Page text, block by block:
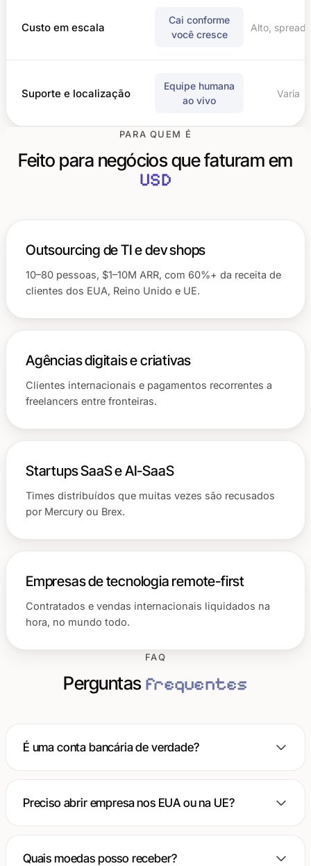
Custo em escala
Cai conforme
você cresce
Alto, spread
Suporte e localização
Equipe humana
ao vivo
Varia
PARA QUEM É
Feito para negócios que faturam em
USD
Outsourcing de TI e dev shops
10–80 pessoas, $1–10M ARR, com 60%+ da receita de
clientes dos EUA, Reino Unido e UE.
Agências digitais e criativas
Clientes internacionais e pagamentos recorrentes a
freelancers entre fronteiras.
Startups SaaS e AI-SaaS
Times distribuídos que muitas vezes são recusados
por Mercury ou Brex.
Empresas de tecnologia remote-first
Contratados e vendas internacionais liquidados na
hora, no mundo todo.
FAQ
Perguntasfrequentes
É uma conta bancária de verdade?
Preciso abrir empresa nos EUA ou na UE?
Quais moedas posso receber?